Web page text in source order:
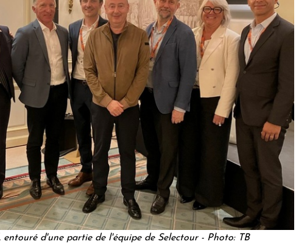
d'une partie de l'équipe de Selectour - Photo: TB